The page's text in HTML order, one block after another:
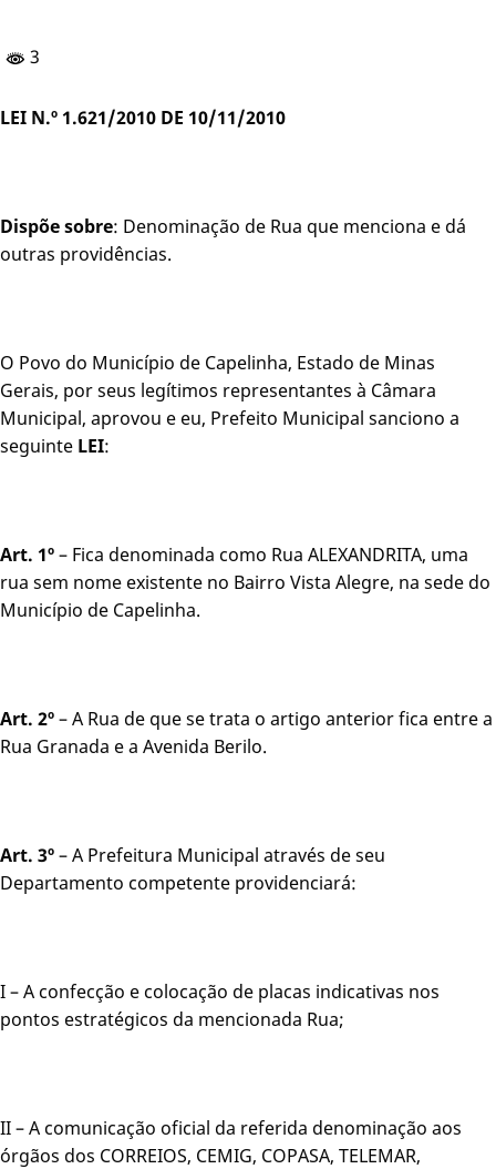
3
LEI N.º 1.621/2010 DE 10/11/2010
Dispõe sobre: Denominação de Rua que menciona e dá
outras providências.
O Povo do Município de Capelinha, Estado de Minas
Gerais, por seus legítimos representantes à Câmara
Municipal, aprovou e eu, Prefeito Municipal sanciono a
seguinte LEI:
Art. 1º– Fica denominada como Rua ALEXANDRITA, uma
rua sem nome existente no Bairro Vista Alegre, na sede do
Município de Capelinha.
Art. 2º– A Rua de que se trata o artigo anterior fica entre a
Rua Granada e a Avenida Berilo.
Art. 3º– A Prefeitura Municipal através de seu
Departamento competente providenciará:
I – A confecção e colocação de placas indicativas nos
pontos estratégicos da mencionada Rua;
II – A comunicação oficial da referida denominação aos
órgãos dos CORREIOS, CEMIG, COPASA, TELEMAR,